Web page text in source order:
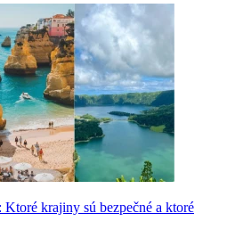
krajiny sú bezpečné a ktoré